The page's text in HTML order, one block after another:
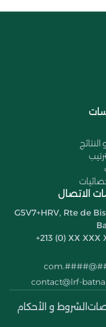
النتائج
الاتصال
G5V7+HRV, Rte de
+213 (0) XX XXX
contact@lrf-
الشروط و الأحكام